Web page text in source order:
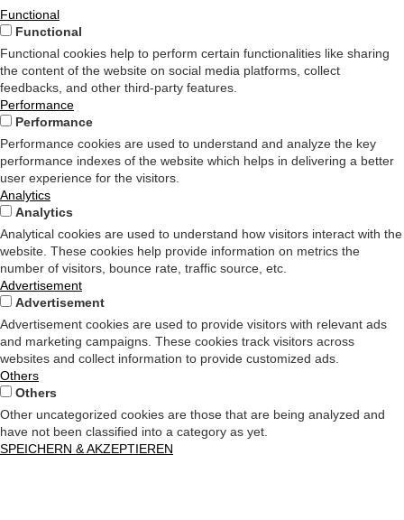
Functional
Functional
Functional cookies help to perform certain functionalities like sharing
the content of the website on social media platforms, collect
feedbacks, and other third-party features.
Performance
Performance
Performance cookies are used to understand and analyze the key
performance indexes of the website which helps in delivering a better
user experience for the visitors.
Analytics
Analytics
Analytical cookies are used to understand how visitors interact with the
website. These cookies help provide information on metrics the
number of visitors, bounce rate, traffic source, etc.
Advertisement
Advertisement
Advertisement cookies are used to provide visitors with relevant ads
and marketing campaigns. These cookies track visitors across
websites and collect information to provide customized ads.
Others
Others
Other uncategorized cookies are those that are being analyzed and
have not been classified into a category as yet.
SPEICHERN & AKZEPTIEREN